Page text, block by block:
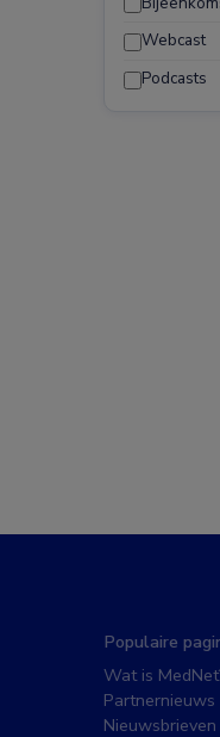
Webcast
Podcasts
Populaire
Wat is
Partnernieuws
Nieuwsbrieven